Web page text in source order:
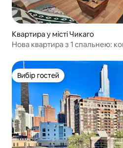
Квартира у місті Чикаго
Нова квартира з 1 спальнею:
Вибір гостей
Вибір гостей